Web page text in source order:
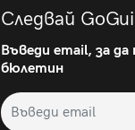
Следвай
Въведи email, за
бюлетин